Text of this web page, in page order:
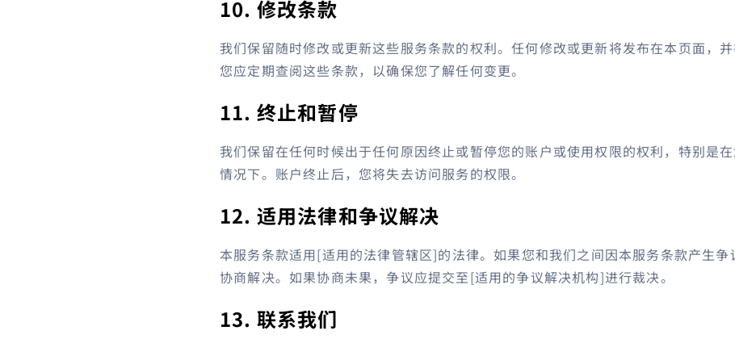
10. 修改条款
我们保留随时修改或更新这些服务条款的权利。任何修改或更新将发布在本页面，并
您应定期查阅这些条款，以确保您了解任何变更。
11. 终止和暂停
我们保留在任何时候出于任何原因终止或暂停您的账户或使用权限的权利，特别是
情况下。账户终止后，您将失去访问服务的权限。
12. 适用法律和争议解决
本服务条款适用[适用的法律管辖区]的法律。如果您和我们之间因本服务条款产生争
协商解决。如果协商未果，争议应提交至[适用的争议解决机构]进行裁决。
13. 联系我们